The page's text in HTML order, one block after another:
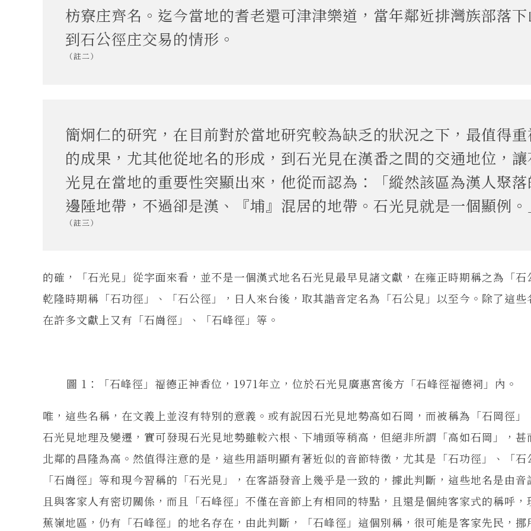
枋寮庄齊名。迄今當地的耆老還可津津樂道，當年鄰近排灣族部落下
到石公徑庄交易的情形。
（註二）
簡炯仁的研究，在目前對於當地研究較為缺乏的狀況之下，最值得重
的成果，尤其他從地名的形成，到石光見在漢番之間的交通地位，讓
光見在當地的重要性突顯出來，他從而認為：「縱然該區為漢人聚落
邊陲地帶，不過卻是漢、『埔』混居的地帶。石光見就是一個顯例。
（註三）
的確，「石光見」從字面來看，並不是一個漢式地名石光見最早見諸文獻，在雍正時期稱之為「石
乾隆時期稱「石功徑」、「石公徑」，日人來台後，取其諧音定名為「石公見」以至今。除了這些
在許多文獻上又有「石崗徑」、「石峰徑」等。
圖 1：「石峰徑」福德正神香位，1971年立，位於石光見廣惠宮後方「石峰徑福德祠」內。
唯，這些名稱，在文義上並沒有特別的意義。或有說因石光見地勢高如石岡，而被稱為「石岡徑」
石光見地理及變遷，實可發現石光見地勢雖較六根、下埔頭等稍高，但絕非所謂「高如石岡」，甚
北鄰的昌隆為高。然值得注意的是，這些用語明顯有著近似的音節特徵，尤其是「石功徑」、「石
「石崗徑」等和現今習稱的「石光見」，在客語發音上幾乎是一致的，據此判斷，這些地名是由音
且與客家人有密切關係，而且「石峰徑」不僅在音節上有相同的特點，且還是個純客家式的稱呼，
蕉嶺地區，仍有「石峰徑」的地名存在，由此判斷，「石峰徑」這個別稱，很可能是客家先民，挪